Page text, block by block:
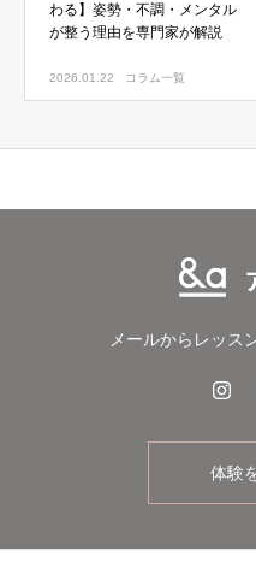
わる】姿勢・不調・メンタル
が整う理由を専門家が解説
2026.01.22 コラム一覧
メールからレッス
体験